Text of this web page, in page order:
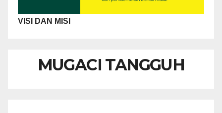
VISI DAN MISI
MUGACI TANGGUH